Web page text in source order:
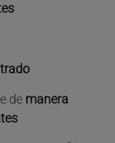
de manera